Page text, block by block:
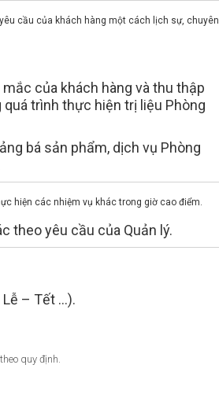
cầu của khách hàng một cách lịch sự, chuyên
của khách hàng và thu thập
trình thực hiện trị liệu Phòng
bá sản phẩm, dịch vụ Phòng
hiện các nhiệm vụ khác trong giờ cao điểm.
yêu cầu của Quản lý.
– Tết …).
quy định.